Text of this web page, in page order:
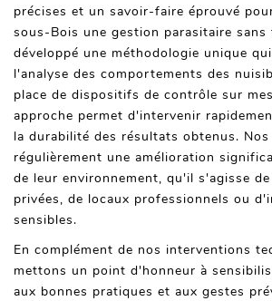
précises et un savoir-faire éprouvé
sous-Bois une gestion parasitaire sans
développé une méthodologie unique
l'analyse des comportements des
place de dispositifs de contrôle sur
approche permet d'intervenir
la durabilité des résultats obtenus.
régulièrement une amélioration
de leur environnement, qu'il s'agisse de
privées, de locaux professionnels ou
sensibles.
En complément de nos interventions
mettons un point d'honneur à
aux bonnes pratiques et aux gestes